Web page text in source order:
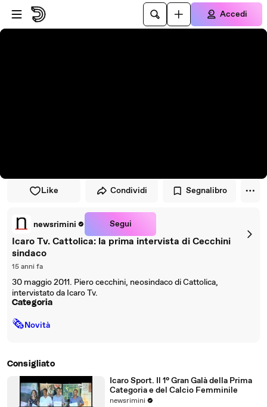
Vai al lettore
Passa al contenuto principale
Accedi
Like Condividi Segnalibro
newsrimini Segui
Icaro Tv. Cattolica: la prima intervista di Cecchini
sindaco
15 anni fa
30 maggio 2011. Piero cecchini, neosindaco di Cattolica,
intervistato da Icaro Tv.
Categoria
🗞Novità
Consigliato
Icaro Sport. Il 1° Gran Galà della Prima
Categoria e del Calcio Femminile
newsrimini